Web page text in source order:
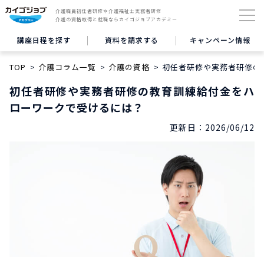
介護職員初任者研修や介護福祉士実務者研修
介護の資格取得と就職ならカイゴジョブアカデミー
講座日程を探す 資料を請求する キャンペーン情報
TOP 介護コラム一覧 介護の資格 初任者研修や実務者研修
初任者研修や実務者研修の教育訓練給付金をハ
ローワークで受けるには？
更新日： 2026/06/12